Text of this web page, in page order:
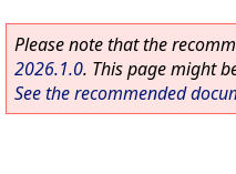
Please note that the
2026.1.0. This page might
See the recommended